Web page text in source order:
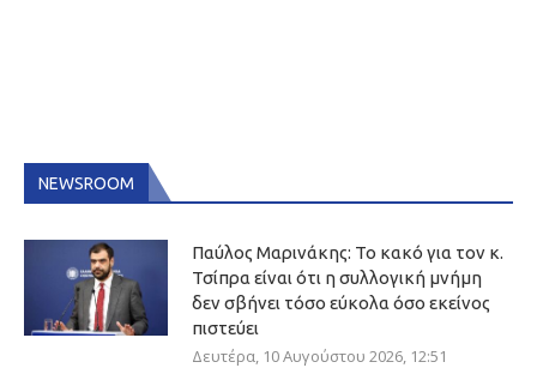
NEWSROOM
Παύλος Μαρινάκης: Το κακό για τον κ.
Τσίπρα είναι ότι η συλλογική μνήμη
δεν σβήνει τόσο εύκολα όσο εκείνος
πιστεύει
Δευτέρα, 10 Αυγούστου 2026, 12:51